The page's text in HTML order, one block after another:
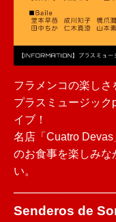
フラメンコの楽し
プラスミュージック
イブ！
名店「Cuatro
のお食事を楽しみな
い。
Senderos de